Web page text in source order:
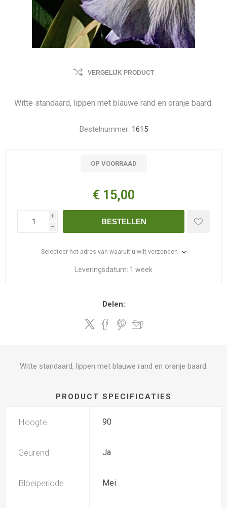
VERGELIJK PRODUCT
Witte standaard, lippen met blauwe rand en oranje baard.
Bestelnummer: 1615
OP VOORRAAD
€ 15,00
i
h
BESTELLEN
Selecteer het adres van waaruit u wilt verzenden
Leveringsdatum: 1 week
Delen:
Witte standaard, lippen met blauwe rand en oranje baard.
PRODUCT SPECIFICATIES
Hoogte 90
Geurend Ja
Bloeiperiode Mei